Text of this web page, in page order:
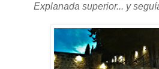
Explanada superior... y